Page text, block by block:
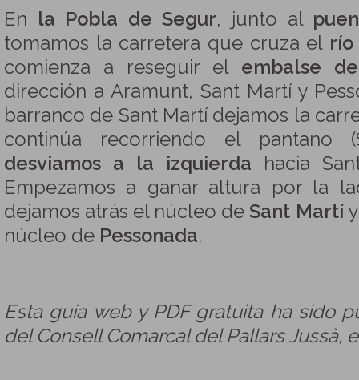
En la Pobla de Segur, junto al
tomamos la carretera que cruza el río
comienza a reseguir el embalse
dirección a Aramunt, Sant Martí y
barranco de Sant Martí dejamos la
continúa recorriendo el pantano
desviamos a la izquierda hacia
Empezamos a ganar altura por la
dejamos atrás el núcleo deSant Martíy
núcleo de Pessonada.
Esta guía web y PDF gratuita ha sido
del Consell Comarcal del Pallars Jussà,